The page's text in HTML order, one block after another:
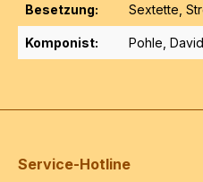
Besetzung: Sextette ,
Komponist: Pohle, David
Service-Hotline